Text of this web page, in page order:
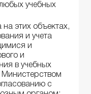
учебных
этих объектах,
и учета
и
и
в учебных
с